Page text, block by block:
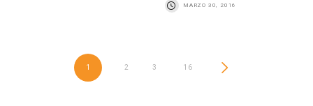
MARZO 30, 2016
1 2 3 16